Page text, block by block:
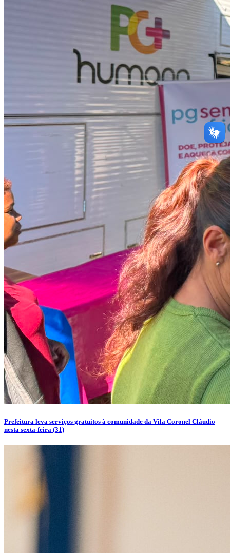
Prefeitura leva serviços gratuitos à comunidade da Vila Coronel Cláudio
nesta sexta-feira (31)